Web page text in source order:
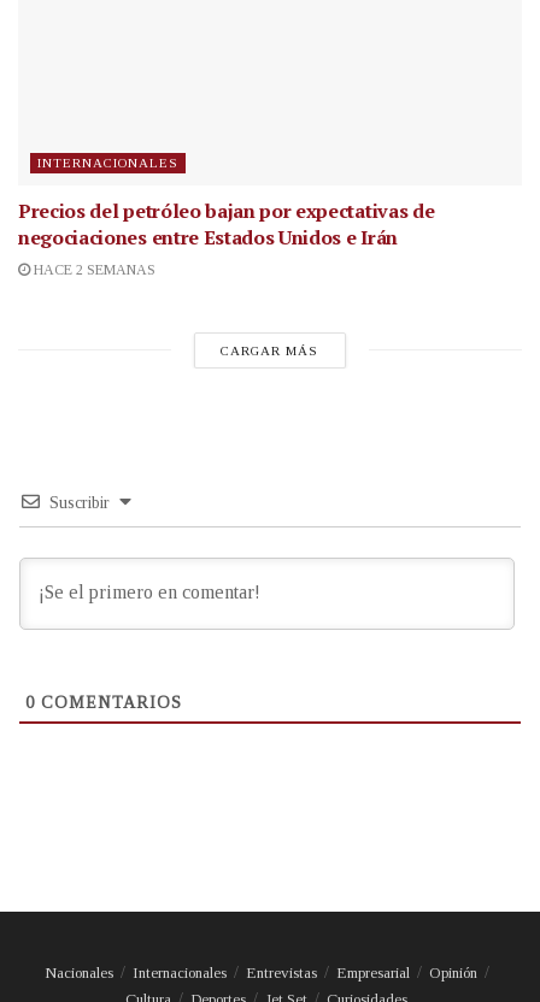
INTERNACIONALES
Precios del petróleo bajan por expectativas de
negociaciones entre Estados Unidos e Irán
HACE 2 SEMANAS
CARGAR MÁS
Suscribir
0 COMENTARIOS
Nacionales Internacionales Entrevistas Empresarial
Opinión